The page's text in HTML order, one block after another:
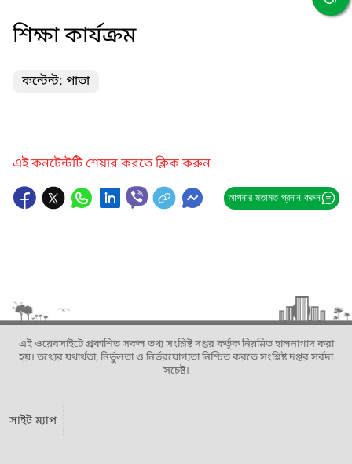
শিক্ষা কার্যক্রম
কন্টেন্ট: পাতা
এই কনটেন্টটি শেয়ার করতে ক্লিক করুন
আপনার মতামত প্রদান করুন
এই ওয়েবসাইটে প্রকাশিত সকল তথ্য সংশ্লিষ্ট দপ্তর কর্তৃক নিয়মিত হালনাগাদ করা
হয়। তথ্যের যথার্থতা, নির্ভুলতা ও নির্ভরযোগ্যতা নিশ্চিত করতে সংশ্লিষ্ট দপ্তর সর্বদা
সচেষ্ট।
সাইট ম্যাপ